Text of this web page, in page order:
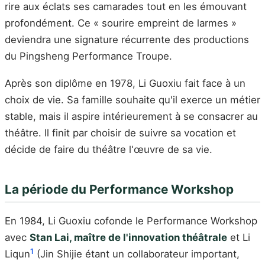
rire aux éclats ses camarades tout en les émouvant
profondément. Ce « sourire empreint de larmes »
deviendra une signature récurrente des productions
du Pingsheng Performance Troupe.
Après son diplôme en 1978, Li Guoxiu fait face à un
choix de vie. Sa famille souhaite qu'il exerce un métier
stable, mais il aspire intérieurement à se consacrer au
théâtre. Il finit par choisir de suivre sa vocation et
décide de faire du théâtre l'œuvre de sa vie.
La période du Performance Workshop
En 1984, Li Guoxiu cofonde le Performance Workshop
avec Stan Lai, maître de l'innovation théâtrale et Li
Liqun1 (Jin Shijie étant un collaborateur important,